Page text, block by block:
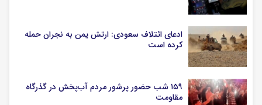
ادعای ائتلاف سعودی: ارتش یمن به نجران حمله
کرده است
۱۵۹ شب حضور پرشور مردم آب‌پخش در گذرگاه
مقاومت